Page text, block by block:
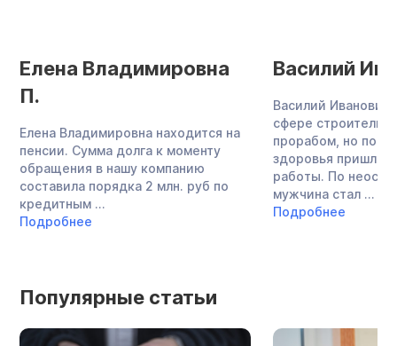
Елена Владимировна
П.
Елена Владимировна находится на
пенсии. Сумма долга к моменту
обращения в нашу компанию
составила порядка 2 млн. руб по
кредитным ...
Подробнее
Василий
Василий Иванович
сфере
прорабом, но по
здоровья
работы. По
мужчина стал ...
Подробнее
Популярные статьи